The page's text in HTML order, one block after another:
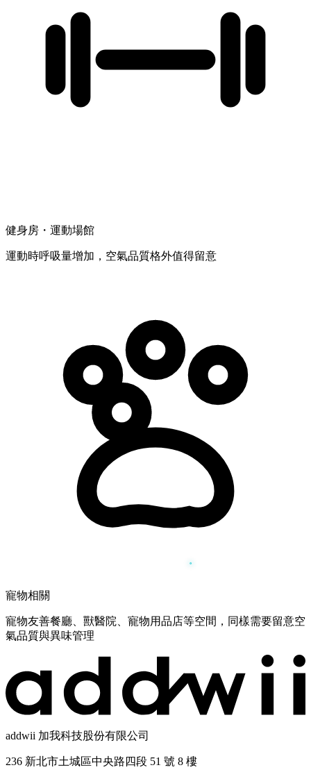
健身房・運動場館
運動時呼吸量增加，空氣品質格外值得留意
寵物相關
寵物友善餐廳、獸醫院、寵物用品店等空間，同樣需要留意空
氣品質與異味管理
addwii 加我科技股份有限公司
236 新北市土城區中央路四段 51 號 8 樓